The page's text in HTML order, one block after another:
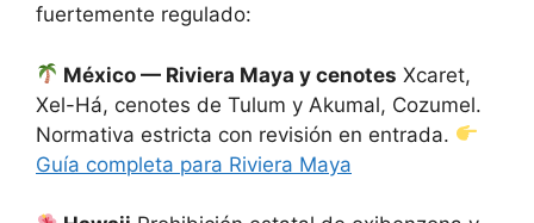
fuertemente regulado:
México — Riviera Maya y cenotes Xcaret,
Xel-Há, cenotes de Tulum y Akumal, Cozumel.
Normativa estricta con revisión en entrada.
Guía completa para Riviera Maya